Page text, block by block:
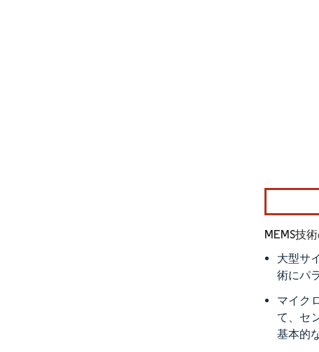
画像 ©
MEMS技
大型サ
術にパ
マイク
て、セ
基本的